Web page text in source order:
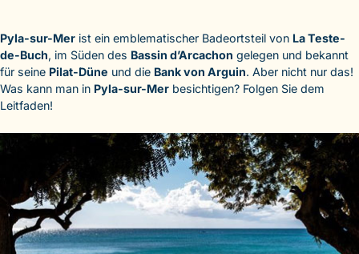
Pyla-sur-Mer ist ein emblematischer Badeortsteil von La Teste-
de-Buch, im Süden des Bassin d’Arcachon gelegen und bekannt
für seine Pilat-Düne und die Bank von Arguin. Aber nicht nur das!
Was kann man in Pyla-sur-Mer besichtigen? Folgen Sie dem
Leitfaden!